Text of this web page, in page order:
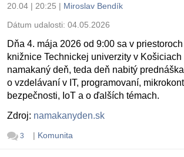
20.04 | 20:25 | Miroslav Bendík
Dátum udalosti: 04.05.2026
Dňa 4. mája 2026 od 9:00 sa v
knižnice Technickej univerzity v
namakaný deň, teda deň nabitý
o vzdelávaní v IT, programovaní,
bezpečnosti, IoT a o ďalších témach.
Zdroj: namakanyden.sk
3 | Komunita